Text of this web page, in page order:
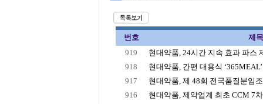
번호
제목
919
현대약품, 24시간 지속 효과 파스
918
현대약품, 간편 대용식
917
현대약품, 제 48회 전국품질분임
916
현대약품, 제약업계 최초 CCM 7